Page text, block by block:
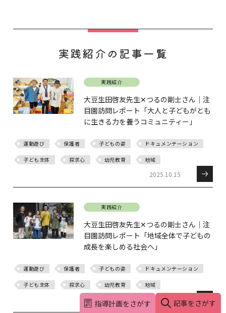
実践紹介の記事一覧
実践紹介
大豆生田啓友先生✕つるの剛士さん｜注
目園訪問レポート「大人と子どもがとも
に生きる力を養うコミュニティー」
運動遊び 保護者 子どもの姿 ドキュメンテーション
子ども主体 探求心 幼児教育 地域
2025.10.15
実践紹介
大豆生田啓友先生✕つるの剛士さん｜注
目園訪問レポート「地域全体で子どもの
成長を楽しめる社会へ」
運動遊び 保護者 子どもの姿 ドキュメンテーション
子ども主体 探求心 幼児教育 地域
2025.09.11
指導計画をさがす 記事をさがす